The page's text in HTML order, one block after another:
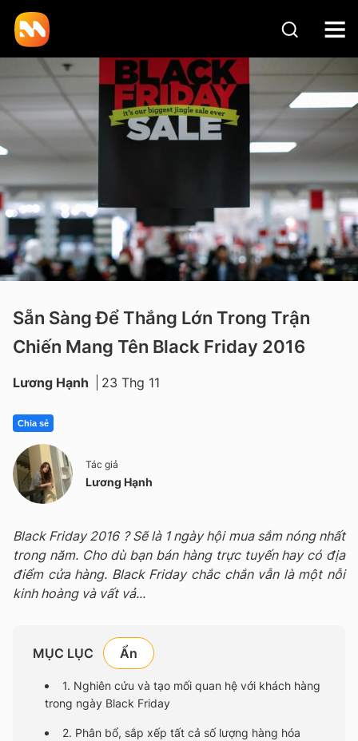
Sẵn Sàng Để Thắng Lớn Trong Trận
Chiến Mang Tên Black Friday 2016
Lương Hạnh 23 Thg 11
Chia sẻ
Tác giả
Lương Hạnh
Black Friday 2016 ? Sẽ là 1 ngày hội mua sắm nóng nhất
trong năm. Cho dù bạn bán hàng trực tuyến hay có địa
điểm cửa hàng. Black Friday chắc chắn vẫn là một nỗi
kinh hoàng và vất vả...
MỤC LỤC
1. Nghiên cứu và tạo mối quan hệ với khách hàng
trong ngày Black Friday
2. Phân bổ, sắp xếp tất cả số lượng hàng hóa